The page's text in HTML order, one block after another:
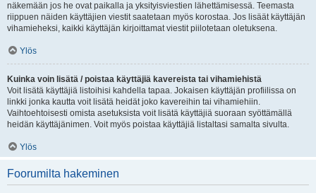
näkemään jos he ovat paikalla ja yksityisviestien lähettämisessä. Teemasta
riippuen näiden käyttäjien viestit saatetaan myös korostaa. Jos lisäät käyttäjän
vihamieheksi, kaikki käyttäjän kirjoittamat viestit piilotetaan oletuksena.
Ylös
Kuinka voin lisätä / poistaa käyttäjiä kavereista tai vihamiehistä
Voit lisätä käyttäjiä listoihisi kahdella tapaa. Jokaisen käyttäjän profiilissa on
linkki jonka kautta voit lisätä heidät joko kavereihin tai vihamiehiin.
Vaihtoehtoisesti omista asetuksista voit lisätä käyttäjiä suoraan syöttämällä
heidän käyttäjänimen. Voit myös poistaa käyttäjiä listaltasi samalta sivulta.
Ylös
Foorumilta hakeminen